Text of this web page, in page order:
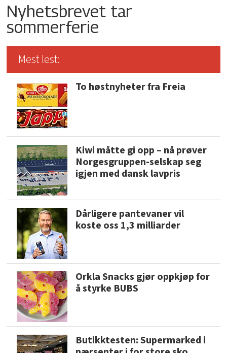
Nyhetsbrevet tar
sommerferie
Mest lest:
To høstnyheter fra Freia
Kiwi måtte gi opp – nå prøver
Norgesgruppen-selskap seg
igjen med dansk lavpris
Dårligere pantevaner vil
koste oss 1,3 milliarder
Orkla Snacks gjør oppkjøp for
å styrke BUBS
Butikktesten: Supermarked i